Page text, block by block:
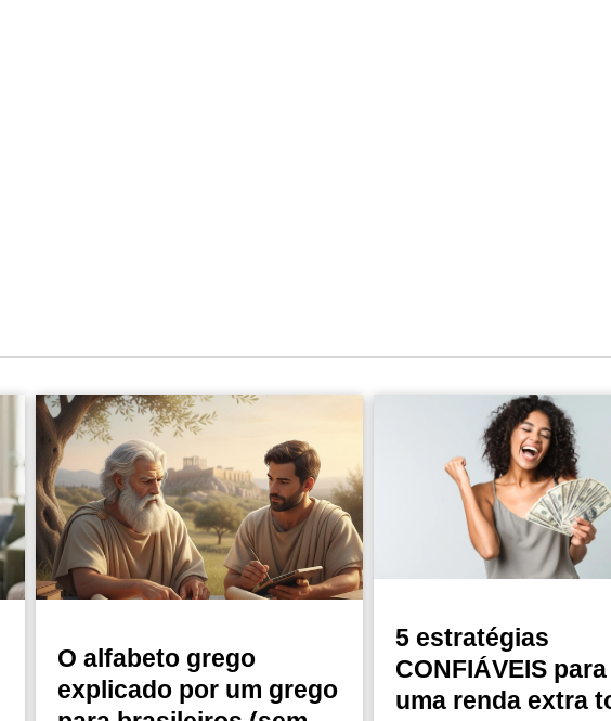
O alfabeto grego
explicado por um grego
5 estratégias
CONFIÁVEIS
uma renda extra